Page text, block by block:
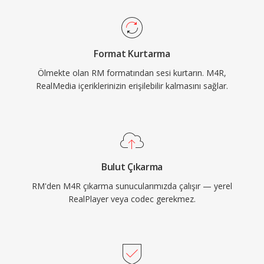
— arşivlerde varlığını sürdürmektedir.
veya AirDrop aracılığıyla herhangi bir
iPhone&#039;a zahmetsiz dağıtım, küçük
dosya boyutlarında bile AAC kodekinden yüksek
kaliteli oynatma ve anında arayan kimliği için
belirli kişilere bireysel zil sesleri atama imkanı
Format Kurtarma
Ölmekte olan RM formatından sesi kurtarın. M4R,
RealMedia içeriklerinizin erişilebilir kalmasını sağlar.
Bulut Çıkarma
RM'den M4R çıkarma sunucularımızda çalışır — yerel
RealPlayer veya codec gerekmez.